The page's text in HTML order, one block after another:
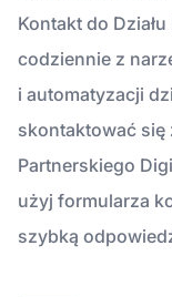
Kontakt do
codziennie z
i automatyzacji
skontaktować się
Partnerskiego
użyj formularza
szybką